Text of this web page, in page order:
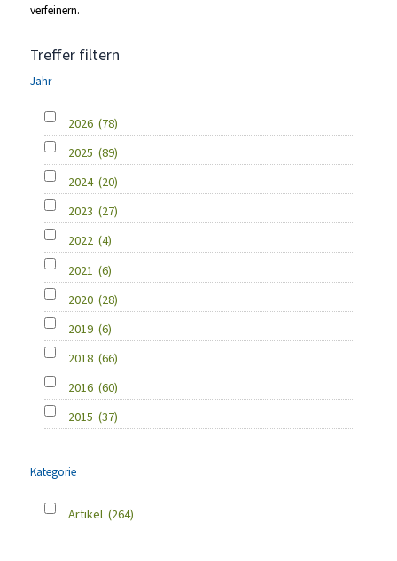
verfeinern.
Treffer filtern
Jahr
2026 (78)
2025 (89)
2024 (20)
2023 (27)
2022 (4)
2021 (6)
2020 (28)
2019 (6)
2018 (66)
2016 (60)
2015 (37)
Kategorie
Artikel (264)